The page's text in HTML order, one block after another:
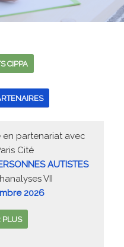
CIPPA
en partenariat avec
Cité
AUTISTES
VII
2026
PLUS